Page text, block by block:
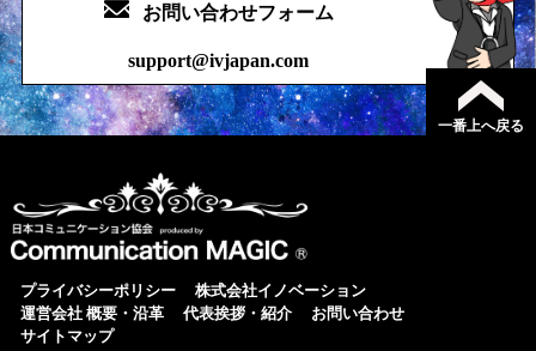
お問い合わせフォーム
support@ivjapan.com
一番上へ戻る
プライバシーポリシー
株式会社イノベーション
運営会社 概要・沿革
代表挨拶・紹介
お問い合わせ
サイトマップ